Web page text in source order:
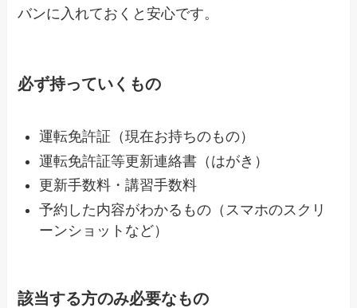
バンに入れておくと安心です。
必ず持っていくもの
運転免許証（現在お持ちのもの）
運転免許証等更新連絡書（はがき）
更新手数料・講習手数料
予約した内容がわかるもの（スマホのスクリ
ーンショットなど）
該当する方のみ必要なもの